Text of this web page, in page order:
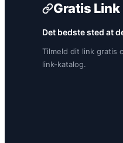
Gratis Link
Det bedste sted at
Tilmeld dit link gratis
link-katalog.